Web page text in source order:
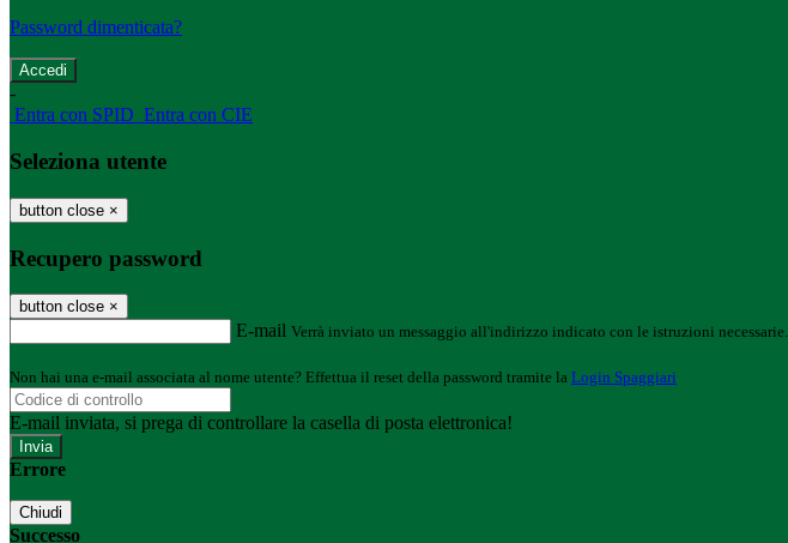
Password dimenticata?
-
Entra con SPID Entra con CIE
Seleziona utente
button close ×
Recupero password
button close ×
E-mail Verrà inviato un messaggio all'indirizzo indicato con le istruzioni necessarie.
Non hai una e-mail associata al nome utente? Effettua il reset della password tramite la Login Spaggiari
E-mail inviata, si prega di controllare la casella di posta elettronica!
Errore
Chiudi
Successo